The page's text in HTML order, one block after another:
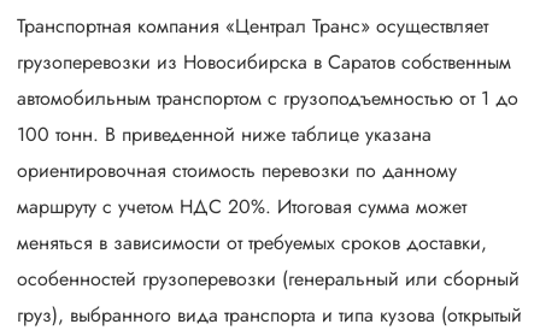
Транспортная компания «Централ Транс» осуществляет
грузоперевозки из Новосибирска в Саратов собственным
автомобильным транспортом с грузоподъемностью от 1 до
100 тонн. В приведенной ниже таблице указана
ориентировочная стоимость перевозки по данному
маршруту с учетом НДС 20%. Итоговая сумма может
меняться в зависимости от требуемых сроков доставки,
особенностей грузоперевозки (генеральный или сборный
груз), выбранного вида транспорта и типа кузова (открытый